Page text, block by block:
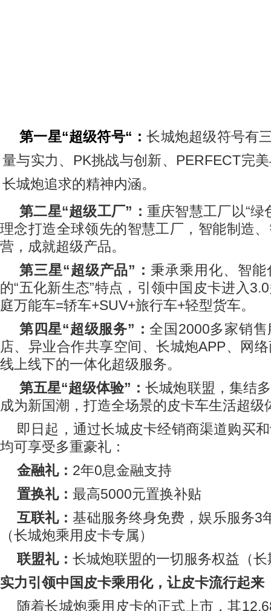
第一星“超级符号“：长城炮超级符号有
量与实力、 PK挑战与创新、 PERFECT完
长城炮追求的精神内涵。
第二星“超级工厂” ： 重庆智慧工厂以“绿
理念打造全球领先的智慧工厂，智能制造
营，成就超级产品。
第三星“超级产品” ： 秉承乘用化、智
的“五化新生态”特点，引领中国皮卡进入3.0
庭万能车=轿车+SUV+旅行车+轻型货车。
第四星“超级服务” ：全国 2000多家销
店、异业合作共享空间、长城炮APP、网
线上线下的一体化超级服务。
第五星“超级体验” ：长城炮联盟，集结
成为新国潮，打造全场景的皮卡车生活超级
即日起，通过长城皮卡经销商渠道购买
均可享受多重豪礼：
金融礼： 2年0息金融支持
置换礼： 最高5000元置换补贴
互联礼： 基础服务终身免费，娱乐服务3
（长城炮乘用皮卡专属）
联盟礼： 长城炮联盟的一切服务权益（
实力引领中国皮卡乘用化，让皮卡流行起来
随着长城炮乘用皮卡的正式上市，其